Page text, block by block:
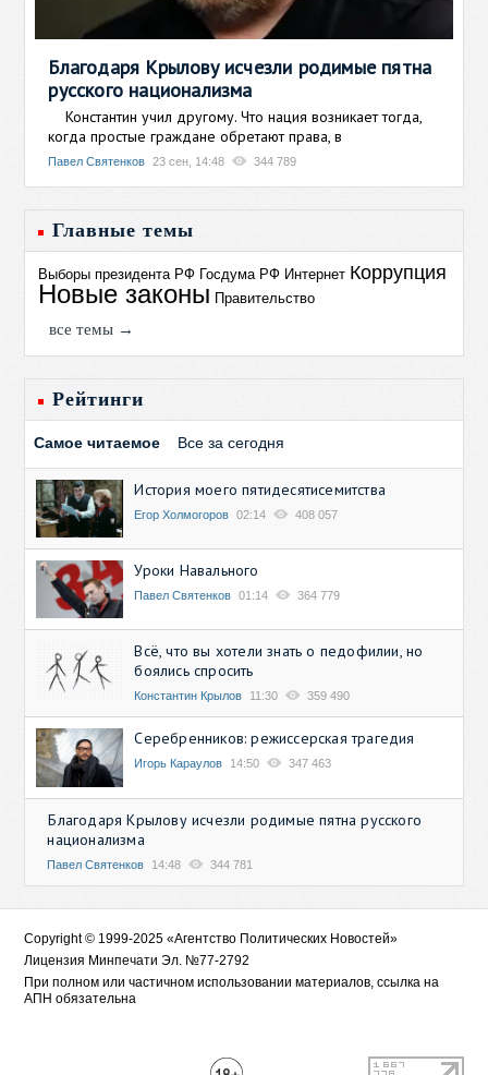
Благодаря Крылову исчезли родимые пятна
русского национализма
Константин учил другому. Что нация возникает тогда,
когда простые граждане обретают права, в
Павел Святенков 23 сен, 14:48 344 789
Главные темы
Выборы президента РФ Госдума РФ Интернет Коррупция
Новые законы Правительство
все темы →
Рейтинги
Самое читаемое Все за сегодня
История моего пятидесятисемитства
Егор Холмогоров 02:14 408 057
Уроки Навального
Павел Святенков 01:14 364 779
Всё, что вы хотели знать о педофилии, но
боялись спросить
Константин Крылов 11:30 359 490
Серебренников: режиссерская трагедия
Игорь Караулов 14:50 347 463
Благодаря Крылову исчезли родимые пятна русского
национализма
Павел Святенков 14:48 344 781
Copyright © 1999-2025 «Агентство Политических Новостей»
Лицензия Минпечати Эл. №77-2792
При полном или частичном использовании материалов, ссылка на
АПН обязательна